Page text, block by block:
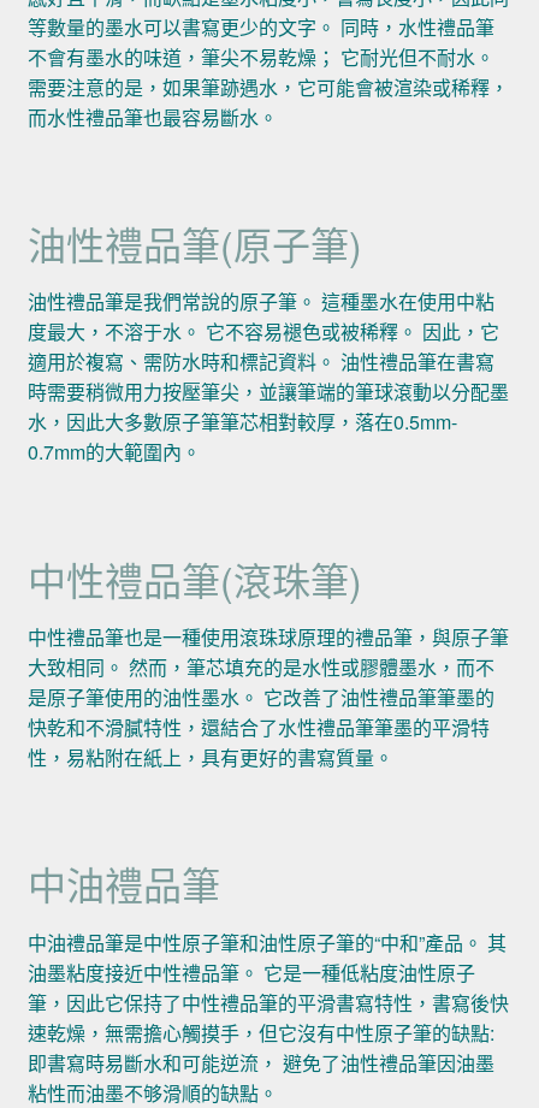
等數量的墨水可以書寫更少的文字。 同時，水性禮品筆
不會有墨水的味道，筆尖不易乾燥； 它耐光但不耐水。
需要注意的是，如果筆跡遇水，它可能會被渲染或稀釋，
而水性禮品筆也最容易斷水。
油性禮品筆(原子筆)
油性禮品筆是我們常說的原子筆。 這種墨水在使用中粘
度最大，不溶于水。 它不容易褪色或被稀釋。 因此，它
適用於複寫、需防水時和標記資料。 油性禮品筆在書寫
時需要稍微用力按壓筆尖，並讓筆端的筆球滾動以分配墨
水，因此大多數原子筆筆芯相對較厚，落在0.5mm-
0.7mm的大範圍內。
中性禮品筆(滾珠筆)
中性禮品筆也是一種使用滾珠球原理的禮品筆，與原子筆
大致相同。 然而，筆芯填充的是水性或膠體墨水，而不
是原子筆使用的油性墨水。 它改善了油性禮品筆筆墨的
快乾和不滑膩特性，還結合了水性禮品筆筆墨的平滑特
性，易粘附在紙上，具有更好的書寫質量。
中油禮品筆
中油禮品筆是中性原子筆和油性原子筆的“中和”產品。 其
油墨粘度接近中性禮品筆。 它是一種低粘度油性原子
筆，因此它保持了中性禮品筆的平滑書寫特性，書寫後快
速乾燥，無需擔心觸摸手，但它沒有中性原子筆的缺點:
即書寫時易斷水和可能逆流， 避免了油性禮品筆因油墨
粘性而油墨不够滑順的缺點。